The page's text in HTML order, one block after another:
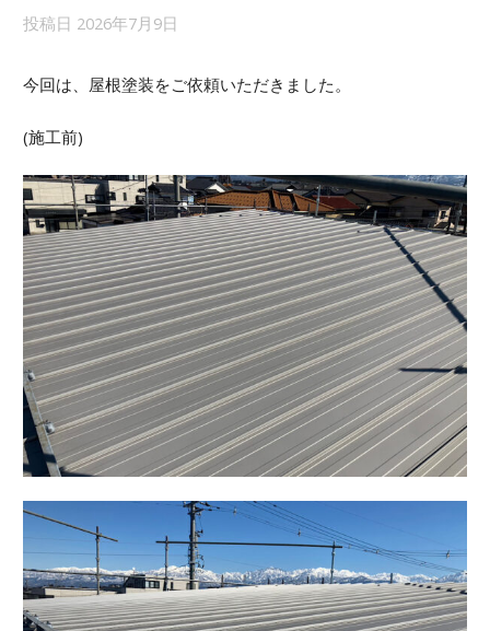
投稿日 2026年7月9日
今回は、屋根塗装をご依頼いただきました。
(施工前)